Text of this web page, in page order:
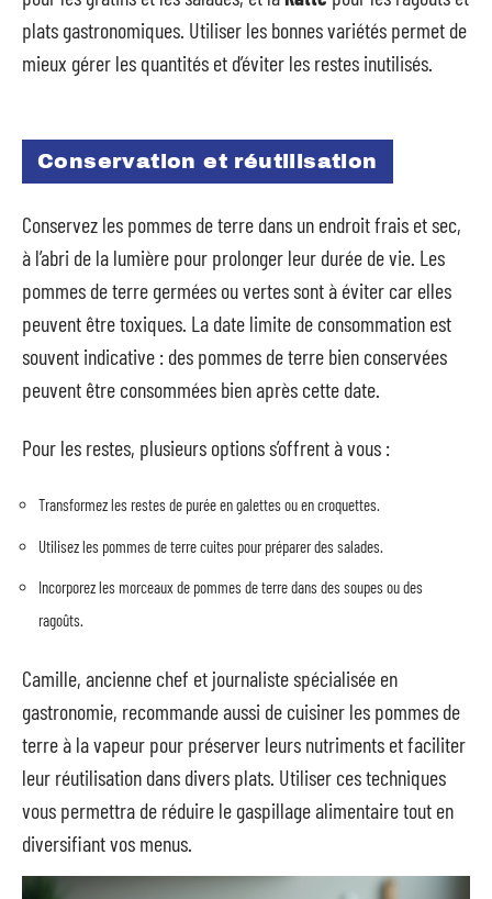
plats gastronomiques. Utiliser les bonnes variétés permet de
mieux gérer les quantités et d’éviter les restes inutilisés.
Conservation et réutilisation
Conservez les pommes de terre dans un endroit frais et sec,
à l’abri de la lumière pour prolonger leur durée de vie. Les
pommes de terre germées ou vertes sont à éviter car elles
peuvent être toxiques. La date limite de consommation est
souvent indicative : des pommes de terre bien conservées
peuvent être consommées bien après cette date.
Pour les restes, plusieurs options s’offrent à vous :
Transformez les restes de purée en galettes ou en croquettes.
Utilisez les pommes de terre cuites pour préparer des salades.
Incorporez les morceaux de pommes de terre dans des soupes ou des
ragoûts.
Camille, ancienne chef et journaliste spécialisée en
gastronomie, recommande aussi de cuisiner les pommes de
terre à la vapeur pour préserver leurs nutriments et faciliter
leur réutilisation dans divers plats. Utiliser ces techniques
vous permettra de réduire le gaspillage alimentaire tout en
diversifiant vos menus.